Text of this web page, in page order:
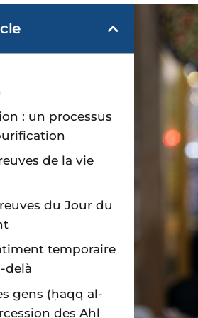
: un processus
de la vie
du Jour du
temporaire
delà
gens (ḥaqq al-
des Ahl